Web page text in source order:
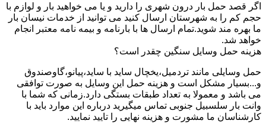
اگر قصد حمل بار درون شهری را دارید و یا می خواهید بار و لوازم با
حجم کم را به شهرستان ارسال کنید می توانید از خدمات نیسان بار
ما بهره مند شوید.تمام ارسال ها با بارنامه و بیمه نامه معتبر انجام
خواهد شد.
هزینه حمل وسایل سنگین چقدر است؟
حمل وسایلی مانند تردمیل،یخچال ساید با ساید،پیانو،گاوصندوق
و...بسیار مشکل است و هزینه حمل این وسایل به صورت توافقی
می باشد و معمولا به تعداد طبقات بستگی دارد.زمانی که شما با
وانت بار سلسبیل جنوبی تماس میگیرید درباره این موارد باید با
کارشناسان ما مشورت و هزینه نهایی را تایید نمایید.